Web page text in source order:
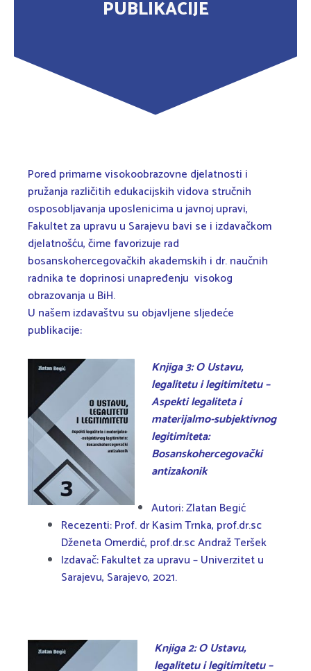
PUBLIKACIJE
Pored primarne visokoobrazovne djelatnosti i
pružanja različitih edukacijskih vidova stručnih
osposobljavanja uposlenicima u javnoj upravi,
Fakultet za upravu u Sarajevu bavi se i izdavačkom
djelatnošću, čime favorizuje rad
bosanskohercegovačkih akademskih i dr. naučnih
radnika te doprinosi unapređenju visokog
obrazovanja u BiH.
U našem izdavaštvu su objavljene sljedeće
publikacije:
Knjiga 3: O Ustavu,
legalitetu i legitimitetu –
Aspekti legaliteta i
materijalmo-subjektivnog
legitimiteta:
Bosanskohercegovački
antizakonik
Autori: Zlatan Begić
Recezenti: Prof. dr Kasim Trnka, prof.dr.sc
Dženeta Omerdić, prof.dr.sc Andraž Teršek
Izdavač: Fakultet za upravu – Univerzitet u
Sarajevu, Sarajevo, 2021.
Knjiga 2: O Ustavu,
legalitetu i legitimitetu –